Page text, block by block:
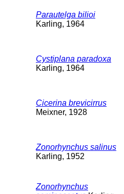
Parautelga bilioi
Karling, 1964
Cystiplana paradoxa
Karling, 1964
Cicerina brevicirrus
Meixner, 1928
Zonorhynchus salinus
Karling, 1952
Zonorhynchus